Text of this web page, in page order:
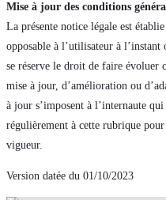
Mise à jour des conditions
La présente notice légale est
opposable à l’utilisateur à
se réserve le droit de faire évoluer
mise à jour, d’amélioration ou
à jour s’imposent à l’internaute
régulièrement à cette rubrique
vigueur.
Version datée du 01/10/2023